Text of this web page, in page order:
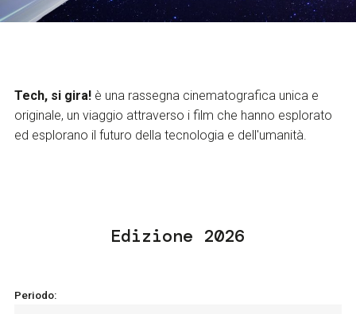
Services and accessibility
Tickets
Tech, si gira!è una rassegna cinematografica unica e
originale, un viaggio attraverso i film che hanno esplorato
ed esplorano il futuro della tecnologia e dell'umanità.
Edizione 2026
Periodo: